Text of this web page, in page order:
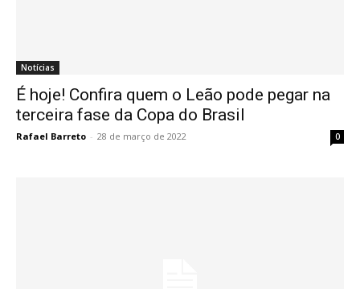
Notícias
É hoje! Confira quem o Leão pode pegar na
terceira fase da Copa do Brasil
Rafael Barreto - 28 de março de 2022 0